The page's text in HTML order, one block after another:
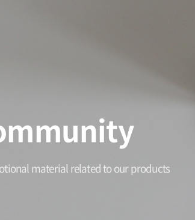
material related to our products